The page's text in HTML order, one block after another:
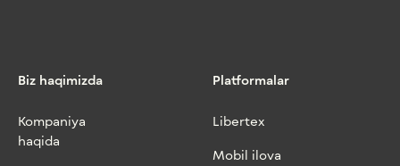
Biz haqimizda
Kompaniya
haqida
Platformalar
Libertex
Mobil ilova